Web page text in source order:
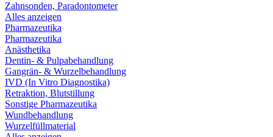
Zahnsonden, Paradontometer
Alles anzeigen
Pharmazeutika
Pharmazeutika
Anästhetika
Dentin- & Pulpabehandlung
Gangrän- & Wurzelbehandlung
IVD (In Vitro Diagnostika)
Retraktion, Blutstillung
Sonstige Pharmazeutika
Wundbehandlung
Wurzelfüllmaterial